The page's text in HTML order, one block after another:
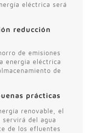
eléctrica será
reducción
de emisiones
energía eléctrica
de
prácticas
renovable, el
del agua
de los efluentes